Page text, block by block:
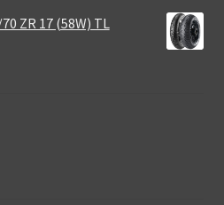
ZR 17 (58W) TL